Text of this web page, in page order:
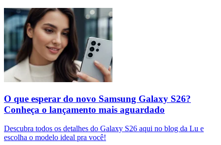
O que esperar do novo Samsung Galaxy S26?
Conheça o lançamento mais aguardado
Descubra todos os detalhes do Galaxy S26 aqui no blog da Lu e
escolha o modelo ideal pra você!